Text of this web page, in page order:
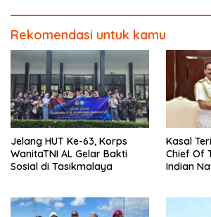
Rekomendasi untuk kamu
Jelang HUT Ke-63, Korps
WanitaTNI AL Gelar Bakti
Sosial di Tasikmalaya
Kasal
Chief Of
Indian